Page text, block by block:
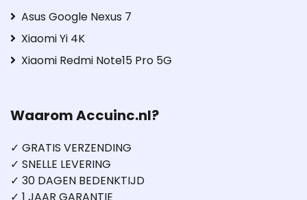
Asus Google Nexus 7
Xiaomi Yi 4K
Xiaomi Redmi Note15 Pro 5G
Waarom Accuinc.nl?
✓ GRATIS VERZENDING
✓ SNELLE LEVERING
✓ 30 DAGEN BEDENKTIJD